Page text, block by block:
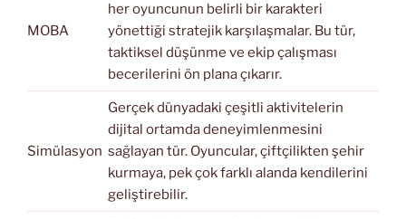
MOBA
her oyuncunun belirli bir karakteri
yönettiği stratejik karşılaşmalar. Bu tür,
taktiksel düşünme ve ekip çalışması
becerilerini ön plana çıkarır.
Simülasyon
Gerçek dünyadaki çeşitli aktivitelerin
dijital ortamda deneyimlenmesini
sağlayan tür. Oyuncular, çiftçilikten şehir
kurmaya, pek çok farklı alanda kendilerini
geliştirebilir.